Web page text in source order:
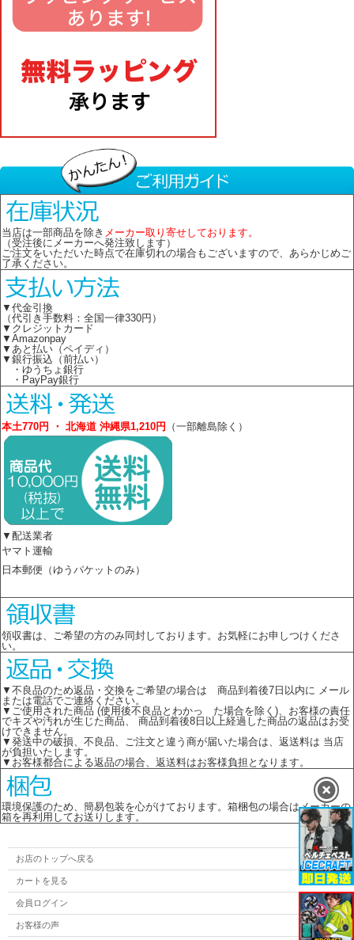
当店は一部商品を除き メーカー取り寄せしております。
（受注後にメーカーへ発注致します）
ご注文をいただいた時点で在庫切れの場合もございますので、あらかじめご
了承ください。
▼代金引換
（代引き手数料：全国一律330円）
▼クレジットカード
▼Amazonpay
▼あと払い（ペイディ）
▼銀行振込（前払い）
・ゆうちょ銀行
・PayPay銀行
本土770円 ・ 北海道 沖縄県1,210円 （一部離島除く）
▼配送業者
ヤマト運輸
日本郵便（ゆうパケットのみ）
領収書は、ご希望の方のみ同封しております。お気軽にお申しつけくださ
い。
▼不良品のため返品・交換をご希望の場合は 商品到着後7日以内に メール
または電話でご連絡ください。
▼ご使用された商品 (使用後不良品とわかっ た場合を除く)、お客様の責任
でキズや汚れが生じた商品、 商品到着後8日以上経過した商品の返品はお受
けできません。
▼発送中の破損、不良品、ご注文と違う商が届いた場合は、返送料は 当店
が負担いたします。
▼お客様都合による返品の場合、返送料はお客様負担となります。
環境保護のため、簡易包装を心がけております。箱梱包の場合はメーカーの
箱を再利用してお送りします。
お店のトップへ戻る
カートを見る
会員ログイン
お客様の声